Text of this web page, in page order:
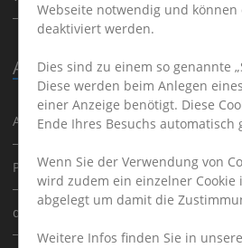
Ausbildung
Ausbildung
Praktikum
duales Studium
Webseite notwendig und
deaktiviert werden.
Dies sind zu einem so genannte
Diese werden beim Anlegen
einer Anzeige benötigt. Diese
Ende Ihres Besuchs automatisch
Wenn Sie der Verwendung von
wird zudem ein einzelner Cookie
abgelegt um damit die
Weitere Infos finden Sie in